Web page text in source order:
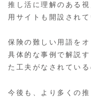
推し活に理解のある
用サイトも開設されて
保険の難しい用語を
具体的な事例で解説
た工夫がなされている
今後も、より多くの